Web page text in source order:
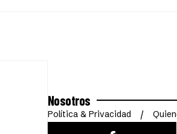
Nosotros
Política & Privacidad